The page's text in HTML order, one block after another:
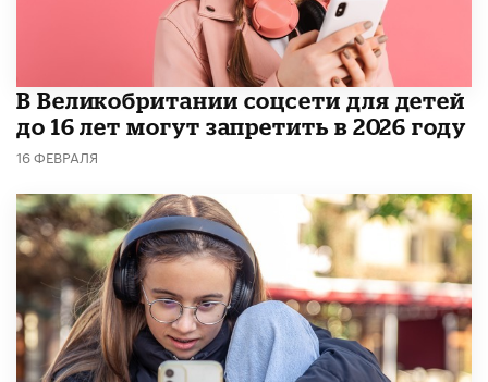
В Великобритании соцсети для детей
до 16 лет могут запретить в 2026 году
16 ФЕВРАЛЯ